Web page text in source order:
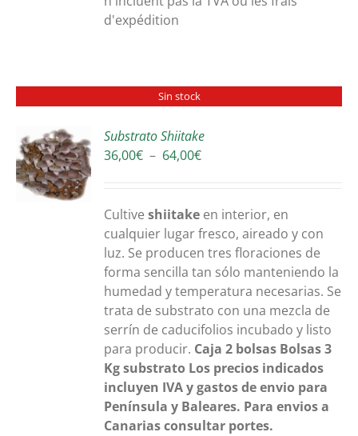
d'expédition
Sin stock
Substrato Shiitake
36,00€ – 64,00€Plage
36,00€
à
64,00€
Cultiveshiitake en interior, en
cualquier lugar fresco, aireado y con
luz. Se producen tres floraciones de
forma sencilla tan sólo manteniendo la
humedad y temperatura necesarias. Se
trata de substrato con una mezcla de
serrín de caducifolios incubado y listo
para producir. Caja 2 bolsas Bolsas 3
Kg substrato Los precios indicados
incluyen IVA y gastos de envio para
Península y Baleares. Para envios a
Canarias consultar portes.